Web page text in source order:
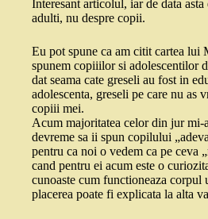
Interesant articolul, iar de data asta
adulti, nu despre copii.
Eu pot spune ca am citit cartea lui
spunem copiiilor si adolescentilor
dat seama cate greseli au fost in
adolescenta, greseli pe care nu as
copiii mei.
Acum majoritatea celor din jur mi-
devreme sa ii spun copilului
pentru ca noi o vedem ca pe ceva
cand pentru ei acum este o
cunoaste cum functioneaza corpul
placerea poate fi explicata la alta